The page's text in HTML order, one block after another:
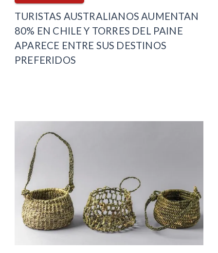
TURISTAS AUSTRALIANOS AUMENTAN
80% EN CHILE Y TORRES DEL PAINE
APARECE ENTRE SUS DESTINOS
PREFERIDOS